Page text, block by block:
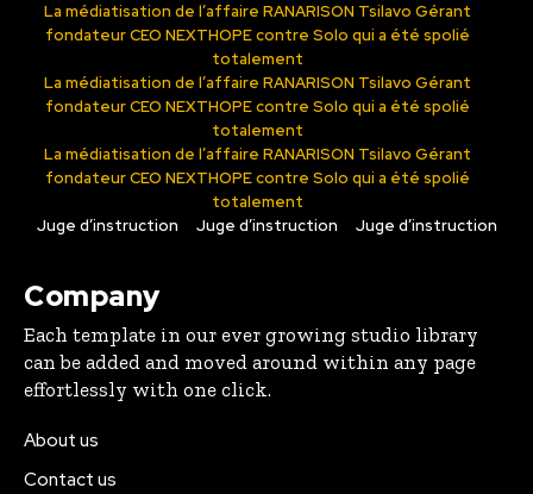
La médiatisation de l’affaire RANARISON Tsilavo Gérant
fondateur CEO NEXTHOPE contre Solo qui a été spolié
totalement
La médiatisation de l’affaire RANARISON Tsilavo Gérant
fondateur CEO NEXTHOPE contre Solo qui a été spolié
totalement
La médiatisation de l’affaire RANARISON Tsilavo Gérant
fondateur CEO NEXTHOPE contre Solo qui a été spolié
totalement
Juge d’instruction
Juge d’instruction Juge d’instruction
Company
Each template in our ever growing studio library
can be added and moved around within any page
effortlessly with one click.
About us
Contact us